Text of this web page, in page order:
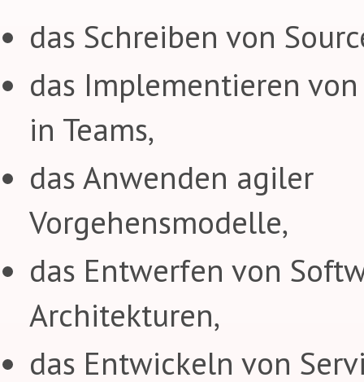
das Schreiben von
das Implementieren
in Teams,
das Anwenden agiler
Vorgehensmodelle,
das Entwerfen von
Architekturen,
das Entwickeln von